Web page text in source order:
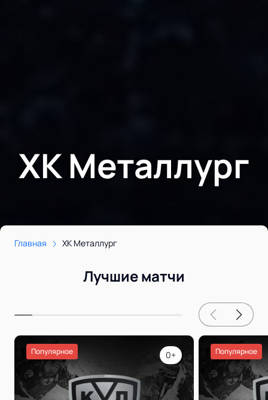
ХК Металлург
Главная ХК Металлург
Лучшие матчи
Популярное 0+ Популярное